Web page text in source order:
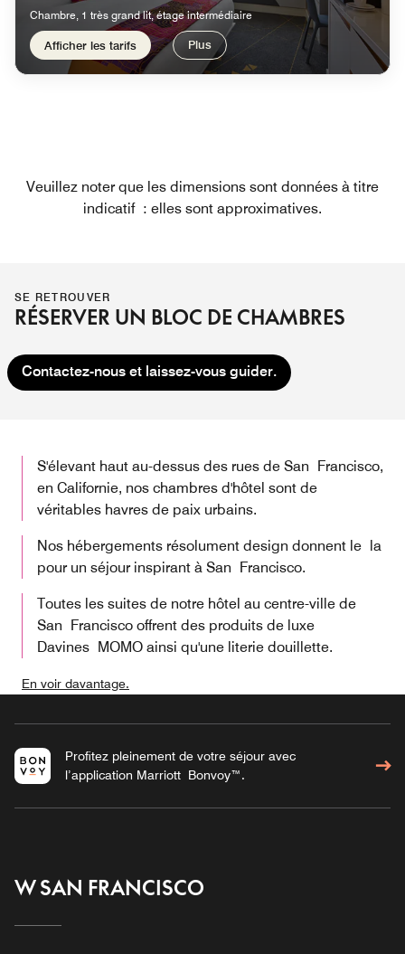
Chambre, 1 très grand lit, étage intermédiaire
Afficher les tarifs Plus
Veuillez noter que les dimensions sont données à titre
indicatif : elles sont approximatives.
SE RETROUVER
RÉSERVER UN BLOC DE CHAMBRES
Contactez-nous et laissez-vous guider.
S'élevant haut au-dessus des rues de San Francisco,
en Californie, nos chambres d'hôtel sont de
véritables havres de paix urbains.
Nos hébergements résolument design donnent le la
pour un séjour inspirant à San Francisco.
Toutes les suites de notre hôtel au centre-ville de
San Francisco offrent des produits de luxe
Davines MOMO ainsi qu'une literie douillette.
En voir davantage.
Profitez pleinement de votre séjour avec
l’application Marriott Bonvoy™.
W SAN FRANCISCO